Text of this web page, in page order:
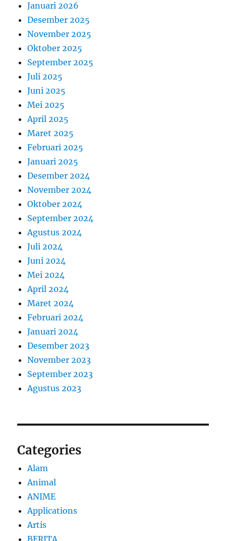
Januari 2026
Desember 2025
November 2025
Oktober 2025
September 2025
Juli 2025
Juni 2025
Mei 2025
April 2025
Maret 2025
Februari 2025
Januari 2025
Desember 2024
November 2024
Oktober 2024
September 2024
Agustus 2024
Juli 2024
Juni 2024
Mei 2024
April 2024
Maret 2024
Februari 2024
Januari 2024
Desember 2023
November 2023
September 2023
Agustus 2023
Categories
Alam
Animal
ANIME
Applications
Artis